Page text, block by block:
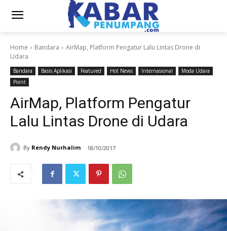
Home Bandara
AirMap, Platform Pengatur Lalu Lintas Drone di
Udara
Bandara Basis Aplikasi Featured Hot News Internasional
Moda Udara
Point
AirMap, Platform Pengatur
Lalu Lintas Drone di Udara
By Rendy Nurhalim 18/10/2017